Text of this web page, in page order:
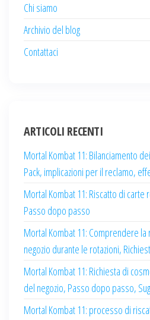
Chi siamo
Archivio del blog
Contattaci
ARTICOLI RECENTI
Mortal Kombat 11: Bilanciamento
Pack, implicazioni per il reclamo,
Mortal Kombat 11: Riscatto di carte
Passo dopo passo
Mortal Kombat 11: Comprendere la
negozio durante le rotazioni,
Mortal Kombat 11: Richiesta di
del negozio, Passo dopo passo,
Mortal Kombat 11: processo di